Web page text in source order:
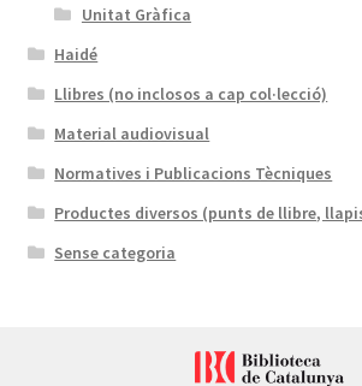
Unitat Gràfica
Haidé
Llibres (no inclosos a cap col·lecció)
Material audiovisual
Normatives i Publicacions Tècniques
Productes diversos (punts de llibre,
Sense categoria